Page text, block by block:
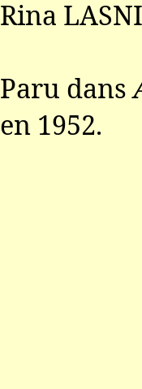
Rina
Paru dans
en 1952.